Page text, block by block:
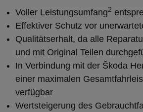
Voller Leistungsumfang2
Effektiver Schutz vor
Qualitätserhalt, da alle
und mit Original Teilen
In Verbindung mit der Škoda
einer maximalen
verfügbar
Wertsteigerung des